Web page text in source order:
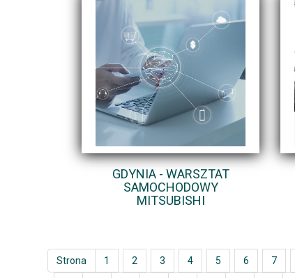
GDYNIA - WARSZTAT
SAMOCHODOWY
MITSUBISHI
Strona 1 2 3 4 5 6 7